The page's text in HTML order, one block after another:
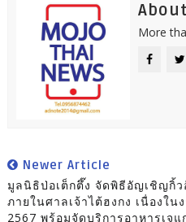
About
More
Newer Article
มูลนิธิป่อเต็กตึ๊ง จัดพิธีอัญเชิญกิ้
ภายในศาลเจ้าไต้ฮงกง เนื่องใน
2567 พร้อมจัดบริการอาหารเ